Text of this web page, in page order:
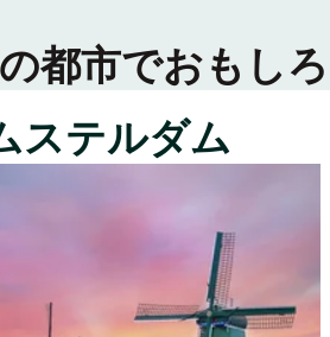
都市でおもし
ステルダム